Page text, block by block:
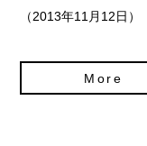
（2013年11月12日）
More